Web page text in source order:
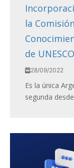
la
de UNESCO
28/09/2022
Es la única
segunda